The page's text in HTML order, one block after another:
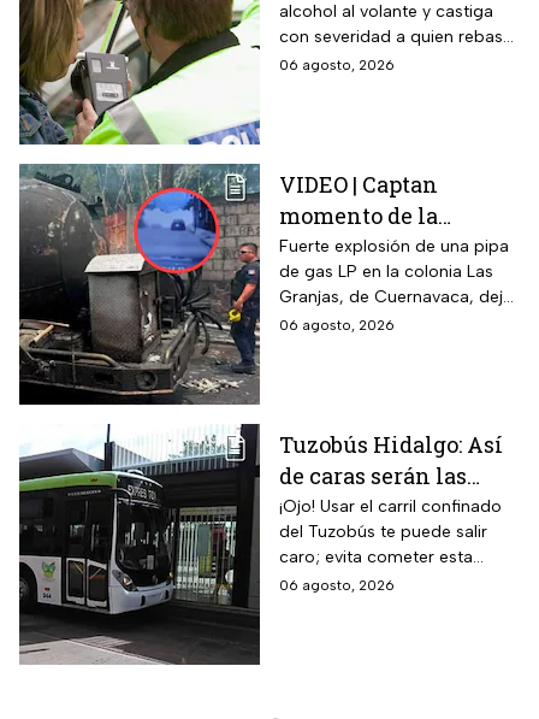
superen este límite en
la prueba de
alcoholemia
alcohol al volante y castiga
con severidad a quien rebase
el nuevo límite de sangre o
06 agosto, 2026
VIDEO | Captan
momento de la
explosión de pipa de
gas en Cuernavaca:
¡Imágenes sensibles!
Fuerte explosión de una pipa
de gas LP en la colonia Las
Granjas, de Cuernavaca, dejó
21 heridos y causó pánico
06 agosto, 2026
Tuzobús Hidalgo: Así
de caras serán las
MULTAS por invadir
el carril confinado a
partir de esta fecha
¡Ojo! Usar el carril confinado
del Tuzobús te puede salir
caro; evita cometer esta
infracción a partir de agosto.
06 agosto, 2026